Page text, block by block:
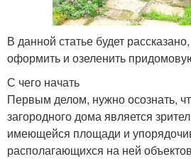
В данной статье будет
оформить и озеленить
С чего начать
Первым делом, нужно осознать,
загородного дома является
имеющейся площади и
располагающихся на ней